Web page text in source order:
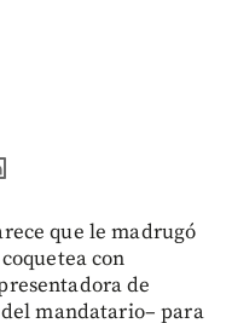
que le madrugó
con
de
mandatario– para